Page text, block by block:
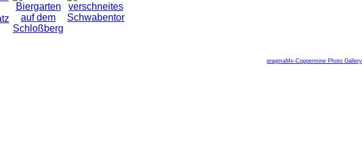
pragmaMx-Coppermine Photo Gallery